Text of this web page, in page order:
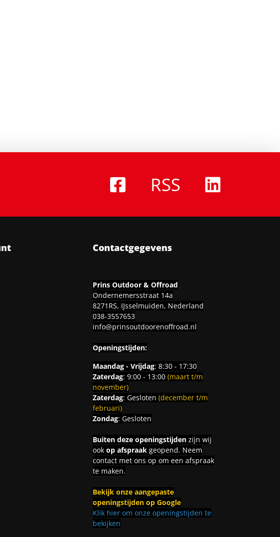
RSS
Contactgegevens
Prins Outdoor & Offroad
Ondernemersstraat 14a
8271RS, IJsselmuiden, Nederland
038-3557653
info@prinsoutdoorenoffroad.nl
Openingstijden:
Maandag - Vrijdag: 8:30 - 17:30
Zaterdag: 9:00 - 13:00 (maart t/m
november)
Zaterdag: Gesloten (december t/m
februari)
Zondag: Gesloten
Buiten deze openingstijdenzijn wij
ook op afspraakgeopend. Neem
contact met ons op om een afspraak
te maken.
Bekijk onze aangepaste
openingstijden op Google
Klik hier om onze openingstijden te
bekijken